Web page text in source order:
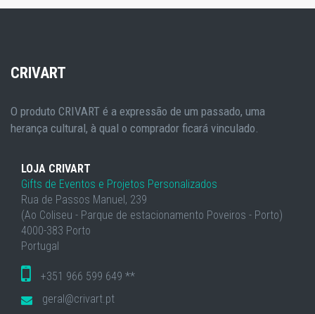
CRIVART
O produto CRIVART é a expressão de um passado, uma
herança cultural, à qual o comprador ficará vinculado.
LOJA CRIVART
Gifts de Eventos e Projetos Personalizados
Rua de Passos Manuel, 239
(Ao Coliseu - Parque de estacionamento Poveiros - Porto)
4000-383 Porto
Portugal
+351 966 599 649 **
geral@crivart.pt